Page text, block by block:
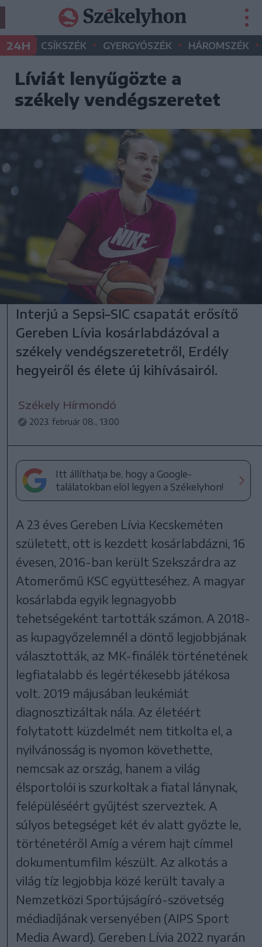
24H CSÍKSZÉK • GYERGYÓSZÉK • HÁROMSZÉK •
Líviát lenyűgözte a
székely vendégszeretet
Interjú a Sepsi–SIC csapatát erősítő
Gereben Lívia kosárlabdázóval a
székely vendégszeretetről, Erdély
hegyeiről és élete új kihívásairól.
Székely Hírmondó
2023. február 08., 13:00
Itt állíthatja be, hogy a Google-
találatokban elöl legyen a Székelyhon!
A 23 éves Gereben Lívia Kecskeméten
született, ott is kezdett kosárlabdázni, 16
évesen, 2016-ban került Szekszárdra az
Atomerőmű KSC együtteséhez. A magyar
kosárlabda egyik legnagyobb
tehetségeként tartották számon. A 2018-
as kupagyőzelemnél a döntő legjobbjának
választották, az MK-finálék történetének
legfiatalabb és legértékesebb játékosa
volt. 2019 májusában leukémiát
diagnosztizáltak nála. Az életéért
folytatott küzdelmét nem titkolta el, a
nyilvánosság is nyomon követhette,
nemcsak az ország, hanem a világ
élsportolói is szurkoltak a fiatal lánynak,
felépüléséért gyűjtést szerveztek. A
súlyos betegséget két év alatt győzte le,
történetéről Amíg a vérem hajt címmel
dokumentumfilm készült. Az alkotás a
világ tíz legjobbja közé került tavaly a
Nemzetközi Sportújságíró-szövetség
médiadíjának versenyében (AIPS Sport
Media Award). Gereben Lívia 2022 nyarán